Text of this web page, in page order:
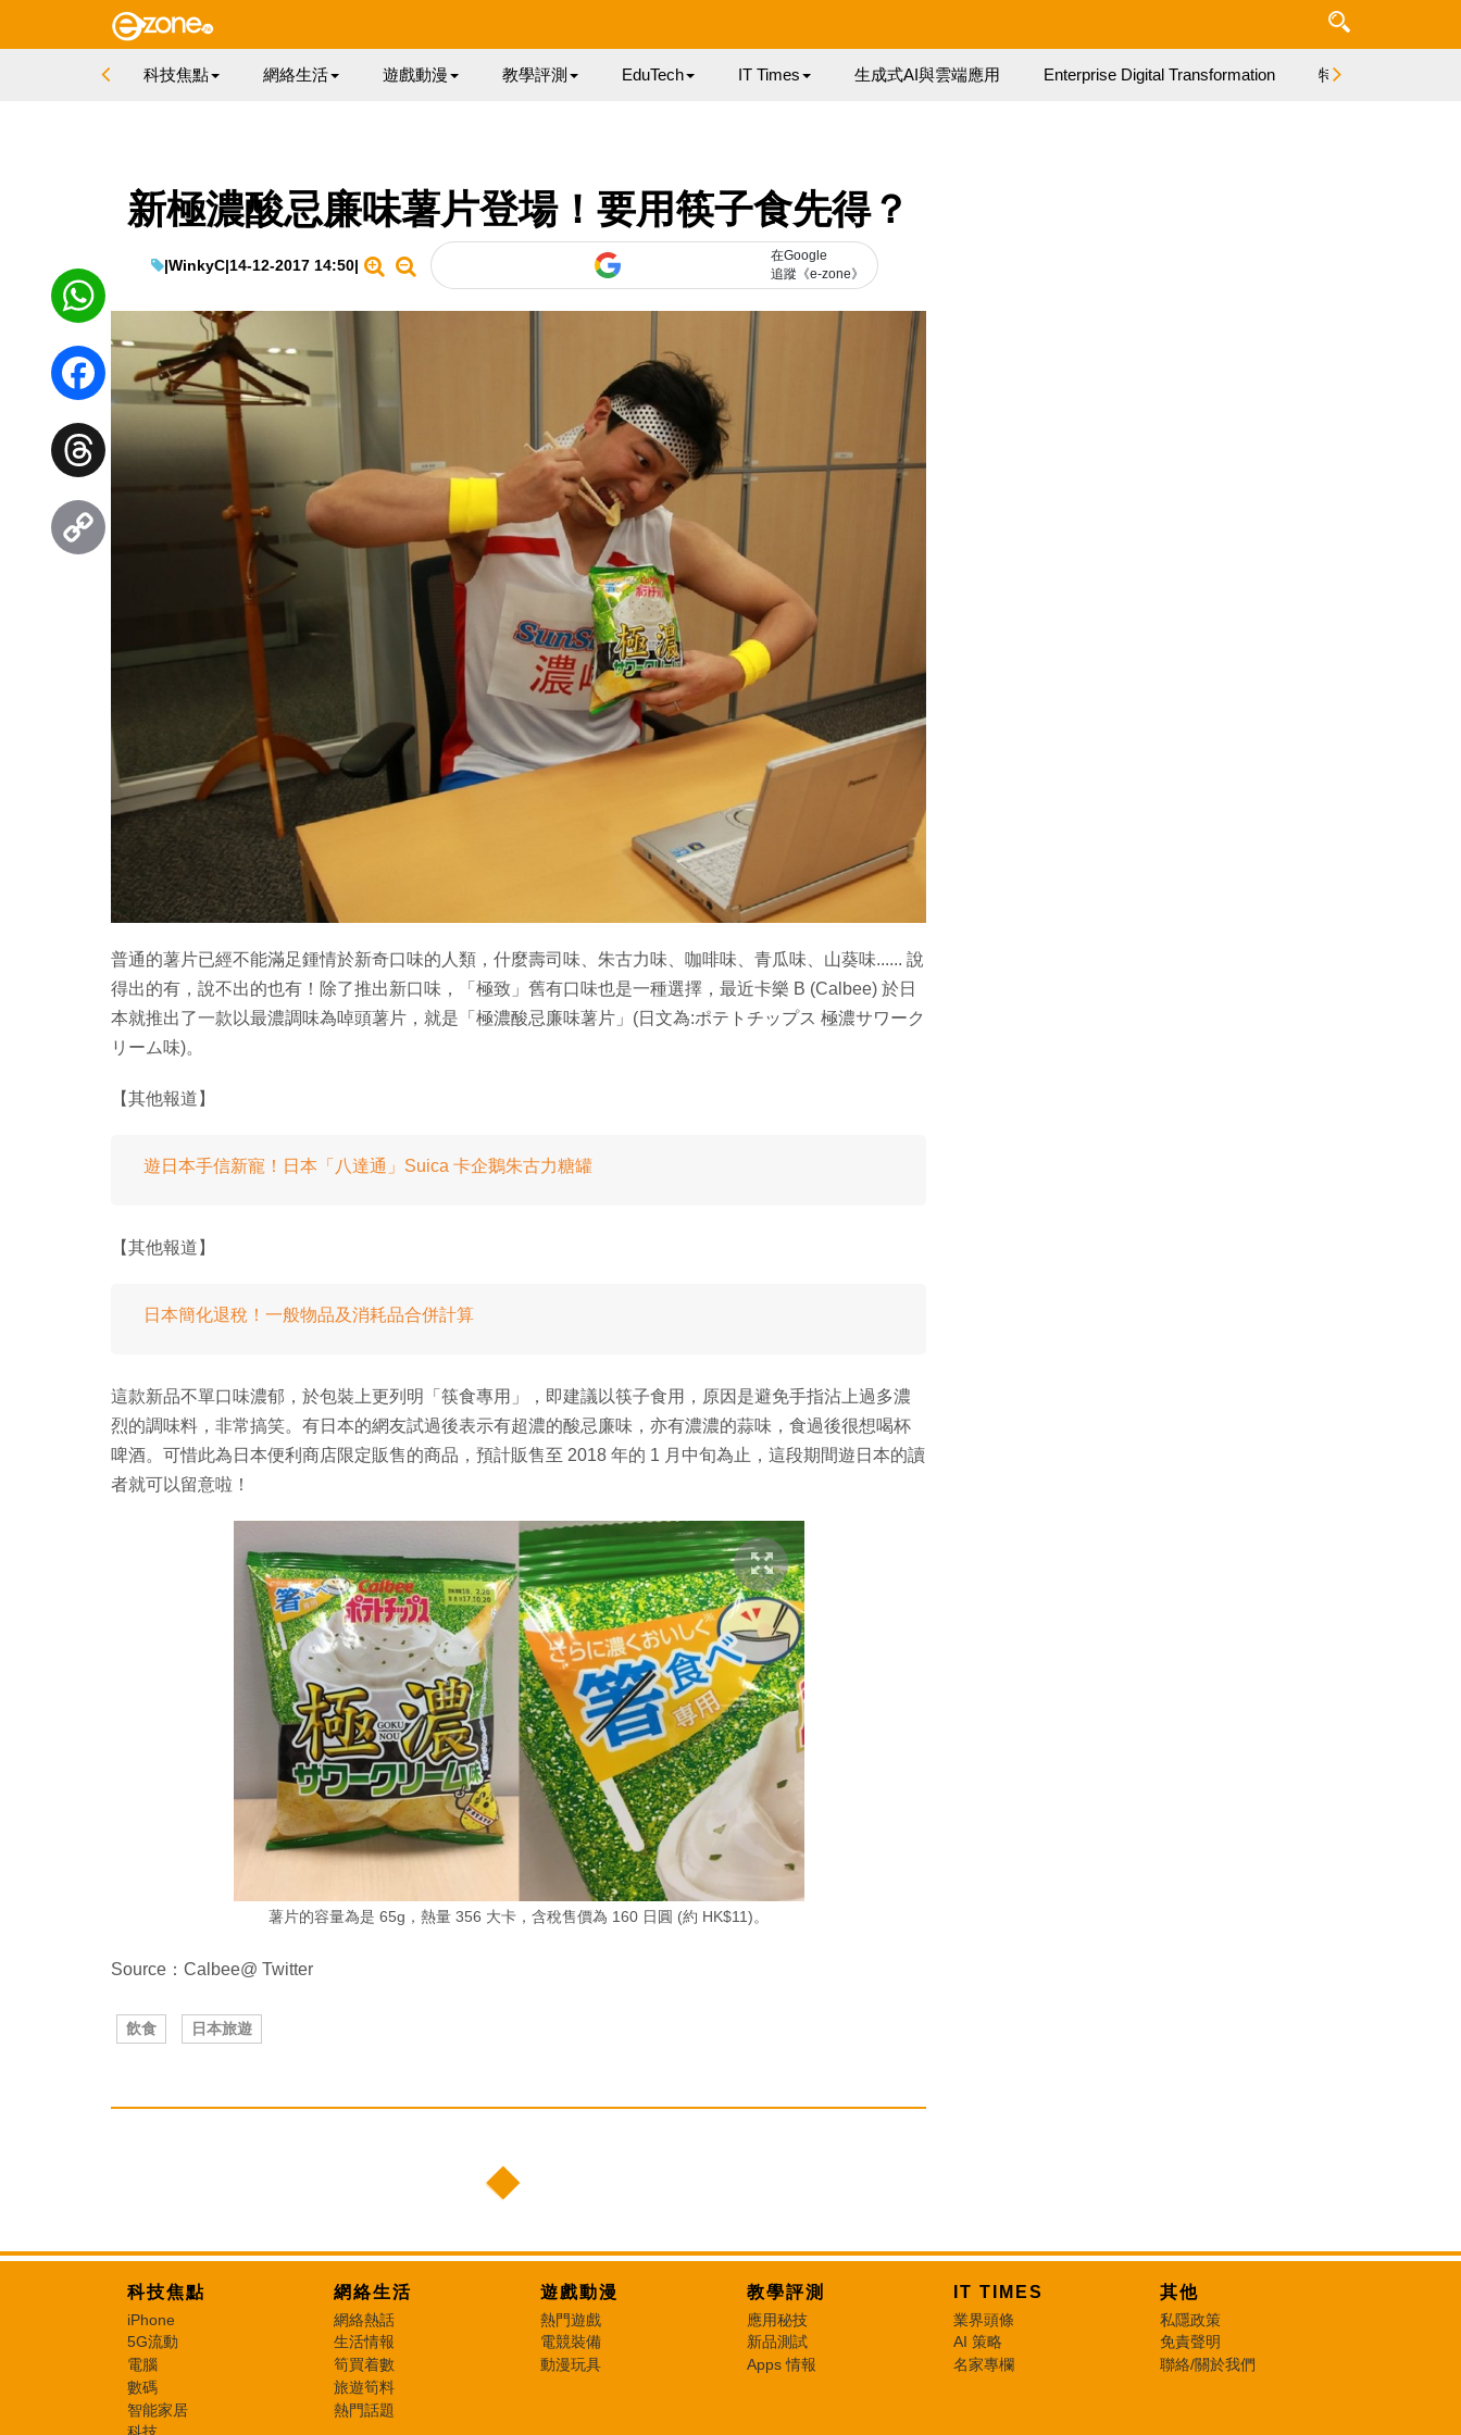
科技焦點 網絡生活 遊戲動漫 教學評測 EduTech IT Times 生成式AI與雲端應用 Enterprise Digital Transformation 特集
新極濃酸忌廉味薯片登場！要用筷子食先得？
|WinkyC|14-12-2017 14:50|
在Google
追蹤《e-zone》
普通的薯片已經不能滿足鍾情於新奇口味的人類，什麼壽司味、朱古力味、咖啡味、青瓜味、山葵味...... 說
得出的有，說不出的也有！除了推出新口味，「極致」舊有口味也是一種選擇，最近卡樂 B (Calbee) 於日
本就推出了一款以最濃調味為啅頭薯片，就是「極濃酸忌廉味薯片」(日文為:ポテトチップス 極濃サワーク
リーム味)。
【其他報道】
遊日本手信新寵！日本「八達通」Suica 卡企鵝朱古力糖罐
【其他報道】
日本簡化退稅！一般物品及消耗品合併計算
這款新品不單口味濃郁，於包裝上更列明「筷食專用」，即建議以筷子食用，原因是避免手指沾上過多濃
烈的調味料，非常搞笑。有日本的網友試過後表示有超濃的酸忌廉味，亦有濃濃的蒜味，食過後很想喝杯
啤酒。可惜此為日本便利商店限定販售的商品，預計販售至 2018 年的 1 月中旬為止，這段期間遊日本的讀
者就可以留意啦！
薯片的容量為是 65g，熱量 356 大卡，含稅售價為 160 日圓 (約 HK$11)。
Source：Calbee@ Twitter
飲食 日本旅遊
WhatsApp
Facebook
Threads
科技焦點
iPhone
5G流動
電腦
數碼
智能家居
網絡生活
網絡熱話
生活情報
筍買着數
旅遊筍料
熱門話題
遊戲動漫
熱門遊戲
電競裝備
動漫玩具
教學評測
應用秘技
新品測試
Apps 情報
IT TIMES
業界頭條
AI 策略
名家專欄
其他
私隱政策
免責聲明
聯絡/關於我們